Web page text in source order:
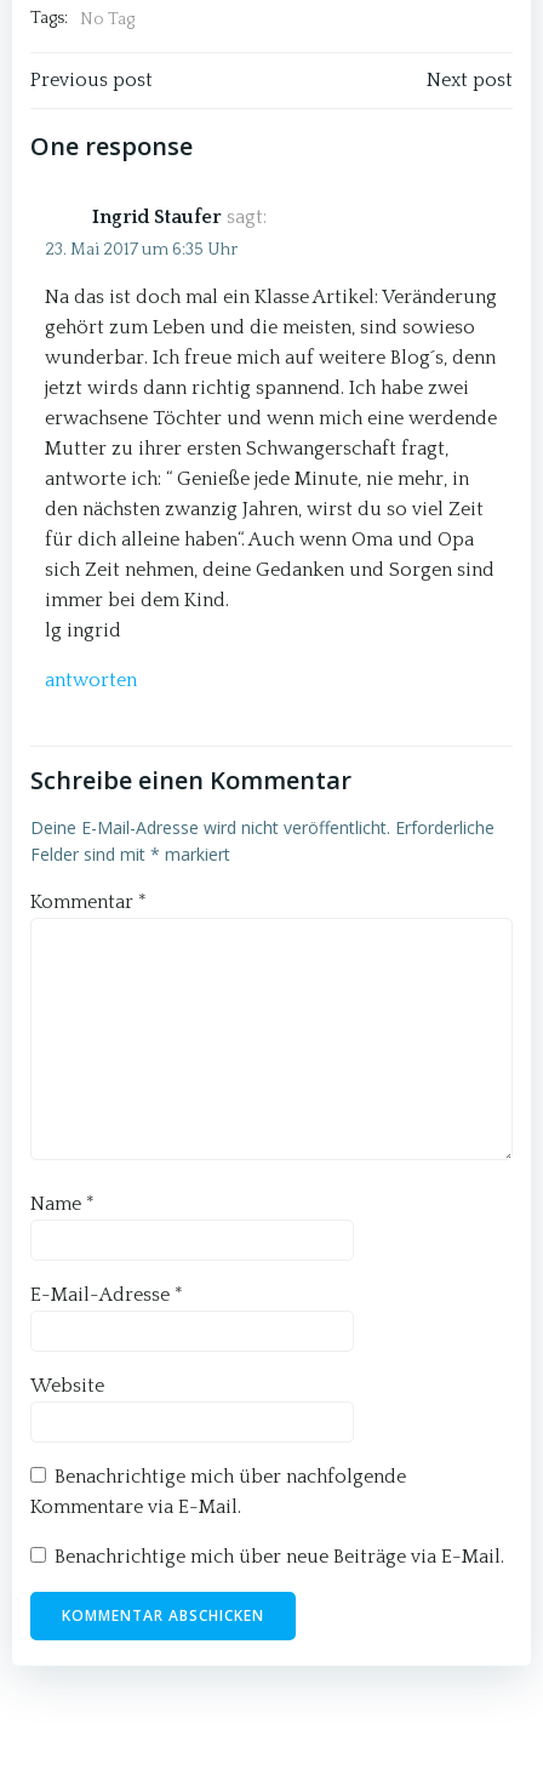
Tags:
No Tag
Post
navigation
Previous post Next post
One response
Ingrid Staufer sagt:
23. Mai 2017 um 6:35 Uhr
Na das ist doch mal ein Klasse Artikel: Veränderung
gehört zum Leben und die meisten, sind sowieso
wunderbar. Ich freue mich auf weitere Blog´s, denn
jetzt wirds dann richtig spannend. Ich habe zwei
erwachsene Töchter und wenn mich eine werdende
Mutter zu ihrer ersten Schwangerschaft fragt,
antworte ich: “ Genieße jede Minute, nie mehr, in
den nächsten zwanzig Jahren, wirst du so viel Zeit
für dich alleine haben“. Auch wenn Oma und Opa
sich Zeit nehmen, deine Gedanken und Sorgen sind
immer bei dem Kind.
lg ingrid
antworten
Schreibe einen Kommentar
Deine E-Mail-Adresse wird nicht veröffentlicht. Erforderliche
Felder sind mit * markiert
Kommentar *
Name *
E-Mail-Adresse *
Website
Benachrichtige mich über nachfolgende
Kommentare via E-Mail.
Benachrichtige mich über neue Beiträge via E-Mail.